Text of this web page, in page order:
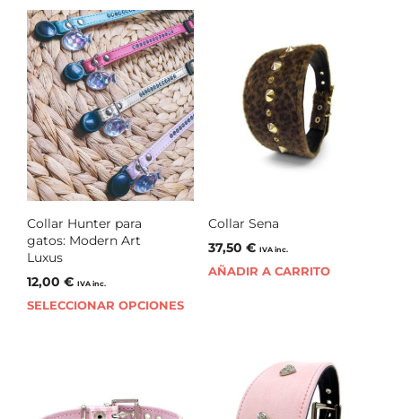
Collar Hunter para
gatos: Modern Art
Luxus
12,00 € IVA inc.
SELECCIONAR OPCIONES
Collar Sena
37,50 € IVA inc.
AÑADIR A CARRITO